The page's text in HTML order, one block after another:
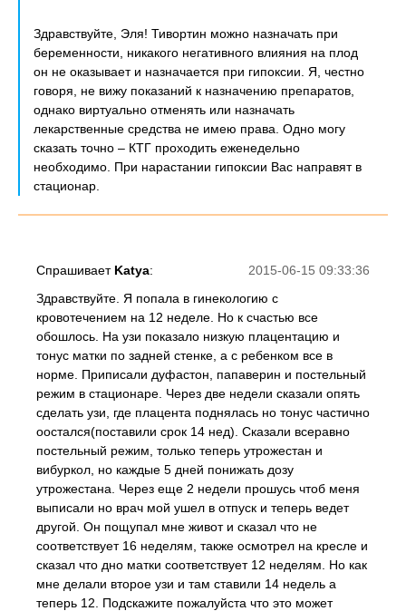
Здравствуйте, Эля! Тивортин можно назначать при
беременности, никакого негативного влияния на плод
он не оказывает и назначается при гипоксии. Я, честно
говоря, не вижу показаний к назначению препаратов,
однако виртуально отменять или назначать
лекарственные средства не имею права. Одно могу
сказать точно – КТГ проходить еженедельно
необходимо. При нарастании гипоксии Вас направят в
стационар.
2015-06-15 09:33:36
Спрашивает Katya:
Здравствуйте. Я попала в гинекологию с
кровотечением на 12 неделе. Но к счастью все
обошлось. На узи показало низкую плацентацию и
тонус матки по задней стенке, а с ребенком все в
норме. Приписали дуфастон, папаверин и постельный
режим в стационаре. Через две недели сказали опять
сделать узи, где плацента поднялась но тонус частично
оостался(поставили срок 14 нед). Сказали всеравно
постельный режим, только теперь утрожестан и
вибуркол, но каждые 5 дней понижать дозу
утрожестана. Через еще 2 недели прошусь чтоб меня
выписали но врач мой ушел в отпуск и теперь ведет
другой. Он пощупал мне живот и сказал что не
соответствует 16 неделям, также осмотрел на кресле и
сказал что дно матки соответствует 12 неделям. Но как
мне делали второе узи и там ставили 14 недель а
теперь 12. Подскажите пожалуйста что это может